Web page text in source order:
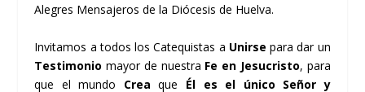
Alegres Mensajeros de la Diócesis de Huelva.
Invitamos a todos los Catequistas a Unirse para dar un
Testimonio mayor de nuestra Fe en Jesucristo, para
que el mundo Crea que Él es el único Señor y